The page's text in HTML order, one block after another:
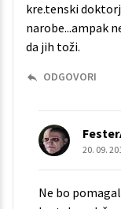
kre.tenski
narobe...ampak
da jih toži.
ODGOVORI
20. 09.
Ne bo